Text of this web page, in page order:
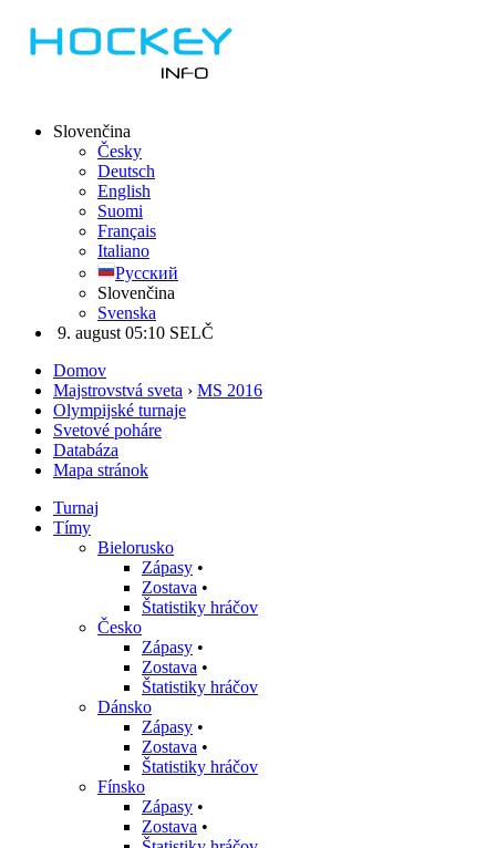
Slovenčina
Česky
Deutsch
English
Suomi
Français
Italiano
Русский
Slovenčina
Svenska
9. august 05:10 SELČ
Domov
Majstrovstvá sveta › MS 2016
Olympijské turnaje
Svetové poháre
Databáza
Mapa stránok
Turnaj
Tímy
Bielorusko
Zápasy •
Zostava •
Štatistiky hráčov
Česko
Zápasy •
Zostava •
Štatistiky hráčov
Dánsko
Zápasy •
Zostava •
Štatistiky hráčov
Fínsko
Zápasy •
Zostava •